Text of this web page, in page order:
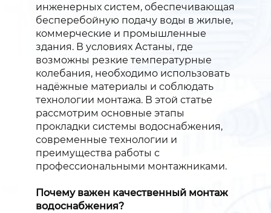
инженерных систем, обеспечивающая
бесперебойную подачу воды в жилые,
коммерческие и промышленные
здания. В условиях Астаны, где
возможны резкие температурные
колебания, необходимо использовать
надёжные материалы и соблюдать
технологии монтажа. В этой статье
рассмотрим основные этапы
прокладки системы водоснабжения,
современные технологии и
преимущества работы с
профессиональными монтажниками.
Почему важен качественный монтаж
водоснабжения?